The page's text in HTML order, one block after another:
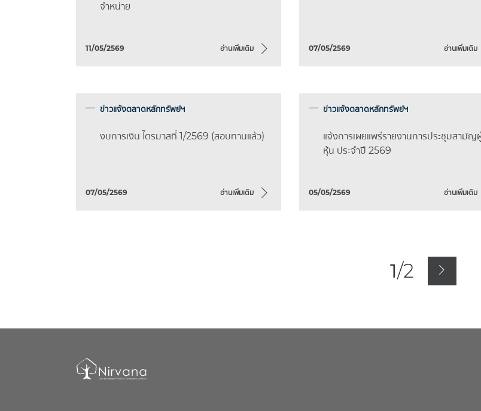
จำหน่าย
11/05/2569 อ่านเพิ่มเติม 07/05/2569 อ่านเพิ่มเติม
ข่าวแจ้งตลาดหลักทรัพย์ฯ
งบการเงิน ไตรมาสที่ 1/2569 (สอบทานแล้ว)
07/05/2569 อ่านเพิ่มเติม
ข่าวแจ้งตลาดหลักทรัพย์ฯ
แจ้งการเผยแพร่รายงานการประชุมสามัญ
หุ้น ประจำปี 2569
05/05/2569 อ่านเพิ่มเติม
1/2